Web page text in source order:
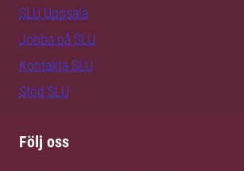
SLU Uppsala
Jobba på SLU
Kontakta SLU
Stöd SLU
Följ oss